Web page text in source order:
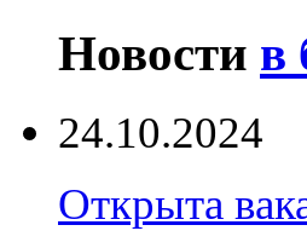
Новости в
24.10.2024
Открыта